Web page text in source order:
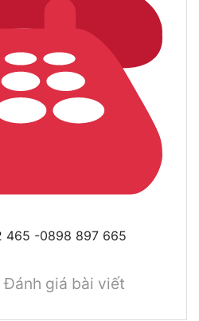
465 -0898 897 665
Đánh giá bài viết